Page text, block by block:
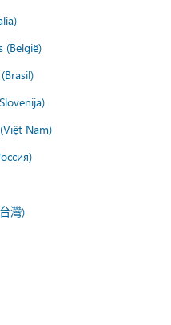
(België)
Nam)
灣)